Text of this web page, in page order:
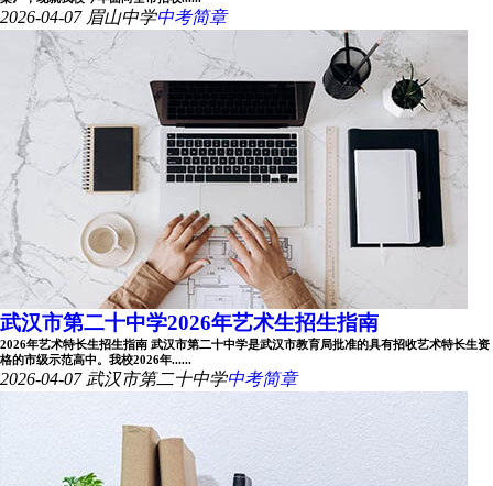
2026-04-07 眉山中学中考简章
武汉市第二十中学2026年艺术生招生指南
2026年艺术特长生招生指南 武汉市第二十中学是武汉市教育局批准的具有招收艺术特长生资
格的市级示范高中。我校2026年......
2026-04-07 武汉市第二十中学中考简章